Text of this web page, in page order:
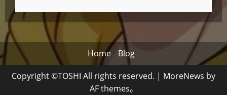
Home Blog
Copyright ©TOSHI All rights reserved. | MoreNews by
AF themes。